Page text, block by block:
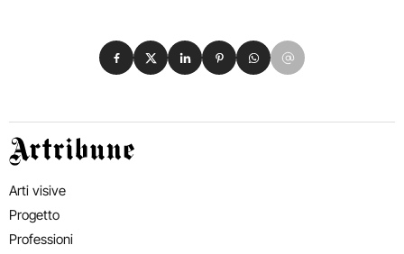
Condividi su Facebook
Condividi su X
Condividi su LinkedIn
Condividi su Pinterest
Condividi su WhatsApp
Condividi su Email
Artribune
Arti visive
Progetto
Professioni